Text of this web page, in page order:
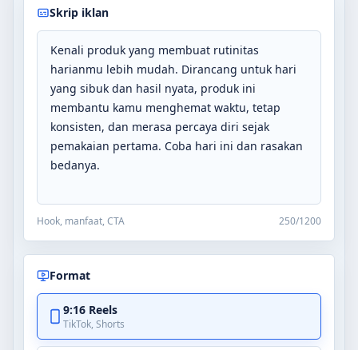
Skrip iklan
Hook, manfaat, CTA 250/1200
Format
9:16 Reels
TikTok, Shorts